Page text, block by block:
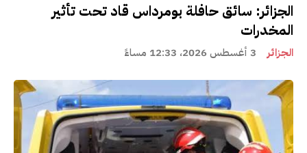
الجزائر: سائق حافلة بومرداس قاد تحت تأثير
المخدرات
الجزائر 3 أغسطس 2026، 12:33 مساءً